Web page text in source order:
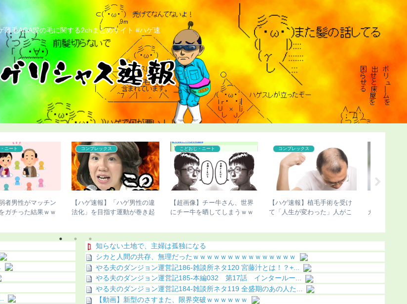
薄毛AGA髪の毛に関する2chまとめサイト #ハゲ速
じ・ニート
】チー牛さん、世界
を晒してしまうｗｗ
コンプレックス
【ハゲ速報】植毛手術を受け
て「人生が変わった」人がこ
ハゲ
【ハゲ速報】デビッド・ベッ
カムさん、ベッカムヘアが進
こどおじ・ニート
【チビ速報】骨延長したこび
さんのこの写真（画像あり）
知らない土地で、主婦は孤独になる
シカと人間の共存、無理だったｗｗｗｗｗｗｗｗｗｗｗｗｗｗｗ
やる夫のダンジョン運営記186-雑談所ネタ120 宮藤汁とは！？+...
やる夫のダンジョン運営記185-本編032 第17話 インタールー...
やる夫のダンジョン運営記184-雑談所ネタ119 全盛期のあの人た...
【動画】新型のさすまた、限界突破ｗｗｗｗｗｗ